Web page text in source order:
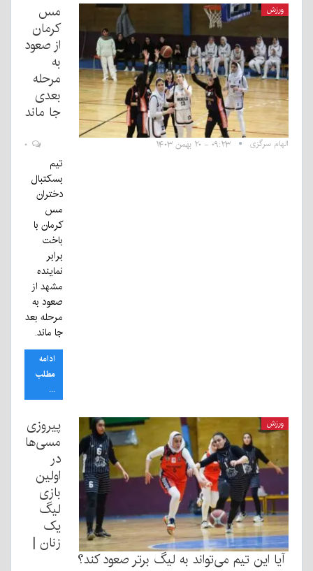
ورزش
مس
کرمان
از صعود
به
مرحله
بعدی
جا ماند
الهام سرگزی ۰۹:۲۳ - ۲۰ بهمن ۱۴۰۳
تیم
بسکتبال
دختران
مس
کرمان با
باخت
برابر
نماینده
مشهد از
صعود به
مرحله بعد
جا ماند.
ادامه
مطلب
...
ورزش
پیروزی
مسی‌ها
در
اولین
بازی
لیگ
یک
زنان |
آیا این تیم می‌تواند به لیگ برتر صعود کند؟